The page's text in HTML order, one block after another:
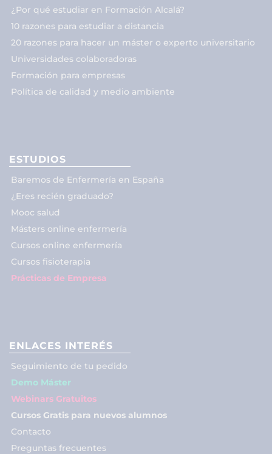
¿Por qué estudiar en Formación Alcalá?
10 razones para estudiar a distancia
20 razones para hacer un máster o experto universitario
Universidades colaboradoras
Formación para empresas
Política de calidad y medio ambiente
ESTUDIOS
Baremos de Enfermería en España
¿Eres recién graduado?
Mooc salud
Másters online enfermería
Cursos online enfermería
Cursos fisioterapia
Prácticas de Empresa
ENLACES INTERÉS
Seguimiento de tu pedido
Demo Máster
Webinars Gratuitos
Cursos Gratis para nuevos alumnos
Contacto
Preguntas frecuentes